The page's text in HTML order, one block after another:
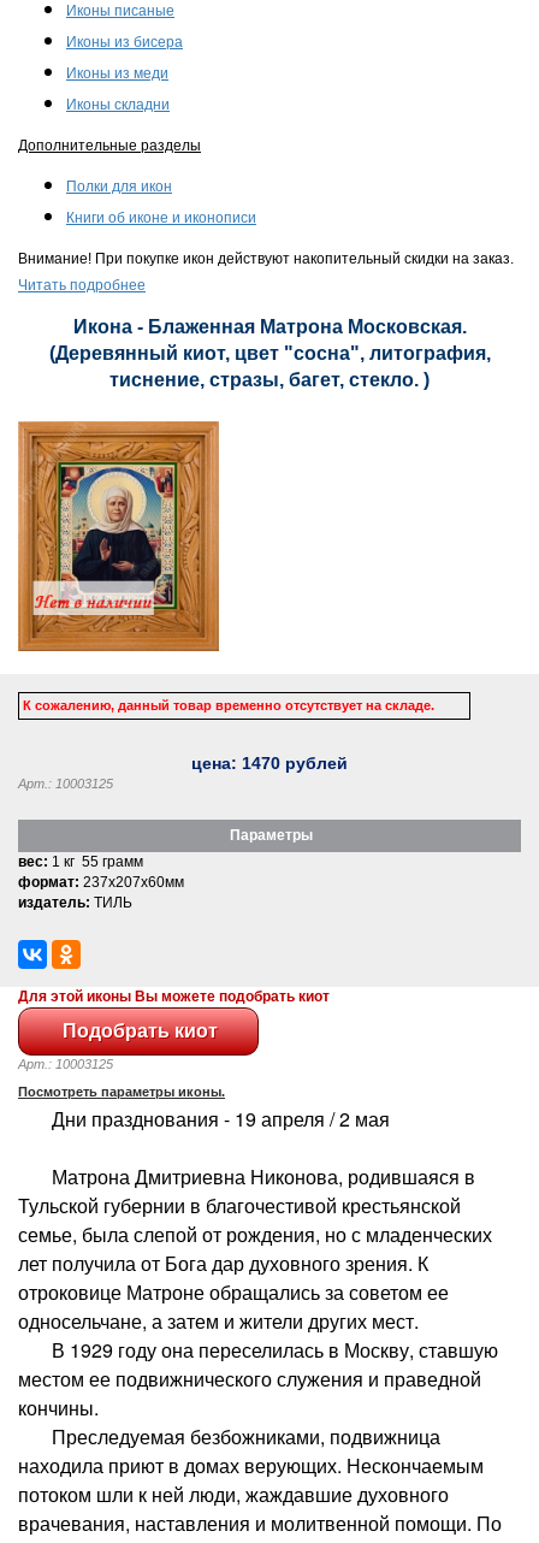
Иконы писаные
Иконы из бисера
Иконы из меди
Иконы складни
Дополнительные разделы
Полки для икон
Книги об иконе и иконописи
Внимание! При покупке икон действуют накопительный скидки на заказ.
Читать подробнее
Икона - Блаженная Матрона Московская.
(Деревянный киот, цвет "сосна", литография,
тиснение, стразы, багет, стекло. )
К сожалению, данный товар временно отсутствует на складе.
цена: 1470 рублей
Арт.: 10003125
Параметры
вес: 1 кг 55 грамм
формат: 237x207x60мм
издатель: ТИЛЬ
Для этой иконы Вы можете подобрать киот
Арт.: 10003125
Посмотреть параметры иконы.
Дни празднования - 19 апреля / 2 мая
Матрона Дмитриевна Никонова, родившаяся в
Тульской губернии в благочестивой крестьянской
семье, была слепой от рождения, но с младенческих
лет получила от Бога дар духовного зрения. К
отроковице Матроне обращались за советом ее
односельчане, а затем и жители других мест.
В 1929 году она переселилась в Москву, ставшую
местом ее подвижнического служения и праведной
кончины.
Преследуемая безбожниками, подвижница
находила приют в домах верующих. Нескончаемым
потоком шли к ней люди, жаждавшие духовного
врачевания, наставления и молитвенной помощи. По